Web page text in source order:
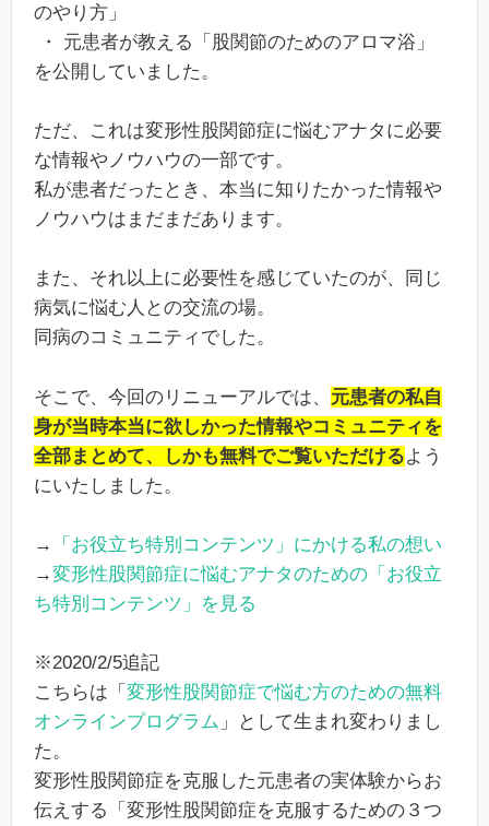
のやり方」
・ 元患者が教える「股関節のためのアロマ浴」
を公開していました。
ただ、これは変形性股関節症に悩むアナタに必要
な情報やノウハウの一部です。
私が患者だったとき、本当に知りたかった情報や
ノウハウはまだまだあります。
また、それ以上に必要性を感じていたのが、同じ
病気に悩む人との交流の場。
同病のコミュニティでした。
そこで、今回のリニューアルでは、 元患者の私自
身が当時本当に欲しかった情報やコミュニティを
全部まとめて、しかも無料でご覧いただけるよう
にいたしました。
→
「お役立ち特別コンテンツ」にかける私の想い
→変形性股関節症に悩むアナタのための「お役立
ち特別コンテンツ」を見る
※2020/2/5追記
こちらは「 変形性股関節症で悩む方のための無料
オンラインプログラム 」として生まれ変わりまし
た。
変形性股関節症を克服した元患者の実体験からお
伝えする「変形性股関節症を克服するための３つ